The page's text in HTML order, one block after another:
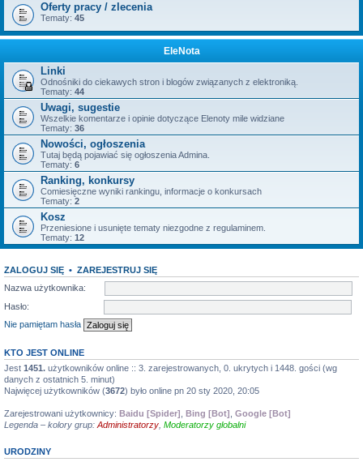
Oferty pracy / zlecenia
Tematy: 45
EleNota
Linki
Odnośniki do ciekawych stron i blogów związanych z elektroniką.
Tematy: 44
Uwagi, sugestie
Wszelkie komentarze i opinie dotyczące Elenoty mile widziane
Tematy: 36
Nowości, ogłoszenia
Tutaj będą pojawiać się ogłoszenia Admina.
Tematy: 6
Ranking, konkursy
Comiesięczne wyniki rankingu, informacje o konkursach
Tematy: 2
Kosz
Przeniesione i usunięte tematy niezgodne z regulaminem.
Tematy: 12
ZALOGUJ SIĘ • ZAREJESTRUJ SIĘ
Nazwa użytkownika:
Hasło:
Nie pamiętam hasła
KTO JEST ONLINE
Jest 1451. użytkowników online :: 3. zarejestrowanych, 0. ukrytych i 1448. gości (wg
danych z ostatnich 5. minut)
Najwięcej użytkowników (3672) było online pn 20 sty 2020, 20:05
Zarejestrowani użytkownicy: Baidu [Spider] Bing [Bot] Google [Bot]
Legenda – kolory grup: Administratorzy Moderatorzy globalni
URODZINY